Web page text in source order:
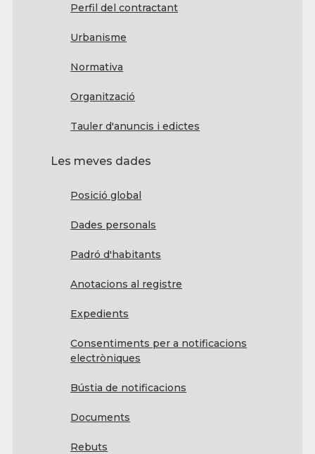
Perfil del contractant
Urbanisme
Normativa
Organització
Tauler d'anuncis i edictes
Les meves dades
Posició global
Dades personals
Padró d'habitants
Anotacions al registre
Expedients
Consentiments per a notificacions
electròniques
Bústia de notificacions
Documents
Rebuts